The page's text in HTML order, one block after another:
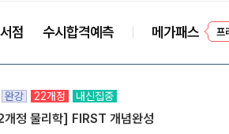
점 수시합격예측 메가패스
완강 22개정 내신집중
정 물리학] FIRST 개념완성